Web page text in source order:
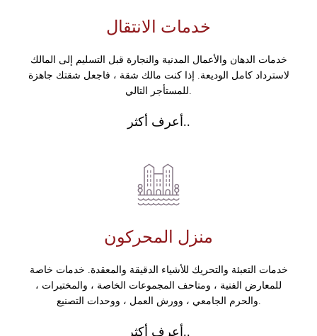
خدمات الانتقال
خدمات الدهان والأعمال المدنية والنجارة قبل التسليم إلى المالك
لاسترداد كامل الوديعة. إذا كنت مالك شقة ، فاجعل شقتك جاهزة
للمستأجر التالي.
أعرف أكثر..
منزل المحركون
خدمات التعبئة والتحريك للأشياء الدقيقة والمعقدة. خدمات خاصة
للمعارض الفنية ، ومتاحف المجموعات الخاصة ، والمختبرات ،
والحرم الجامعي ، وورش العمل ، ووحدات التصنيع.
أعرف أكثر..